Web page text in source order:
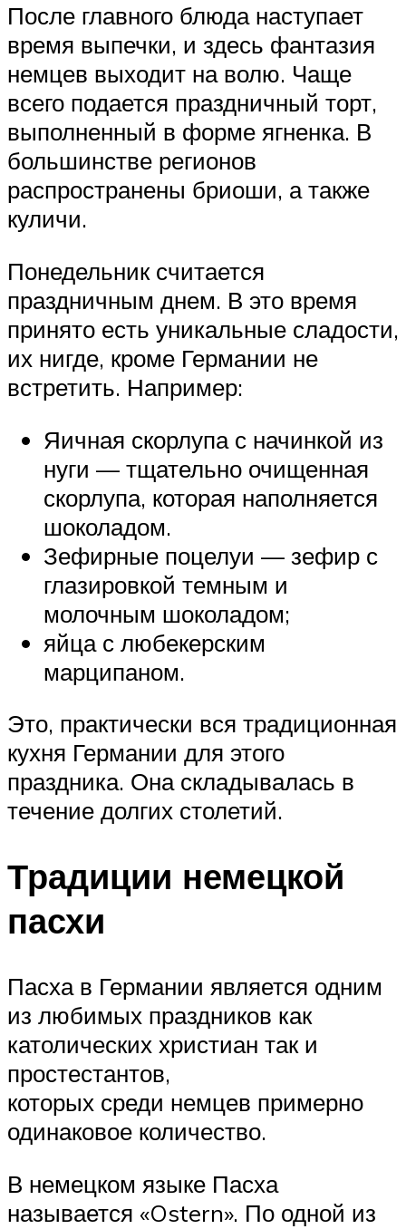
После главного блюда наступает
время выпечки, и здесь фантазия
немцев выходит на волю. Чаще
всего подается праздничный торт,
выполненный в форме ягненка. В
большинстве регионов
распространены бриоши, а также
куличи.
Понедельник считается
праздничным днем. В это время
принято есть уникальные сладости,
их нигде, кроме Германии не
встретить. Например:
Яичная скорлупа с начинкой из
нуги — тщательно очищенная
скорлупа, которая наполняется
шоколадом.
Зефирные поцелуи — зефир с
глазировкой темным и
молочным шоколадом;
яйца с любекерским
марципаном.
Это, практически вся традиционная
кухня Германии для этого
праздника. Она складывалась в
течение долгих столетий.
Традиции немецкой
пасхи
Пасха в Германии является одним
из любимых праздников как
католических христиан так и
простестантов,
которых среди немцев примерно
одинаковое количество.
В немецком языке Пасха
называется «Ostern». По одной из